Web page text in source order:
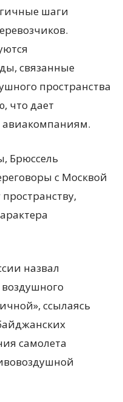
шаги
связанные
пространства
что дает
Брюссель
с Москвой
назвал
воздушного
ссылаясь
самолета